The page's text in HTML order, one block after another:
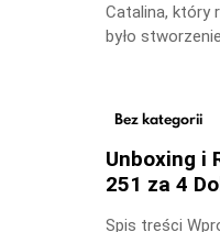
Catalina, który
było
Bez kategorii
Unboxing i
251 za 4
Spis treści